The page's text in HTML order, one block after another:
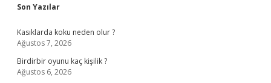
Sidebar
Son Yazılar
Kasıklarda koku neden olur ?
Ağustos 7, 2026
Birdirbir oyunu kaç kişilik ?
Ağustos 6, 2026